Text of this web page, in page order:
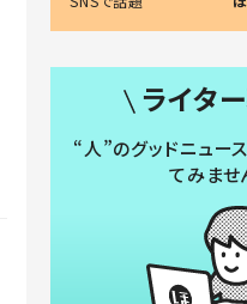
ライタ
“人”のグッドニュー
てみませ